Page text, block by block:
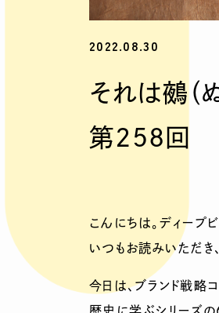
2022.08.30
それは鵺（
第258回
こんにちは。ディープ
いつもお読みいただき
今日は、ブランド戦略
歴史に学ぶシリーズの